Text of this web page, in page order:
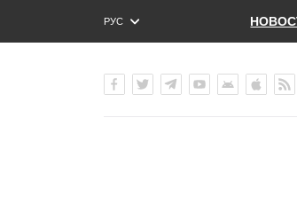
РУС
ENG